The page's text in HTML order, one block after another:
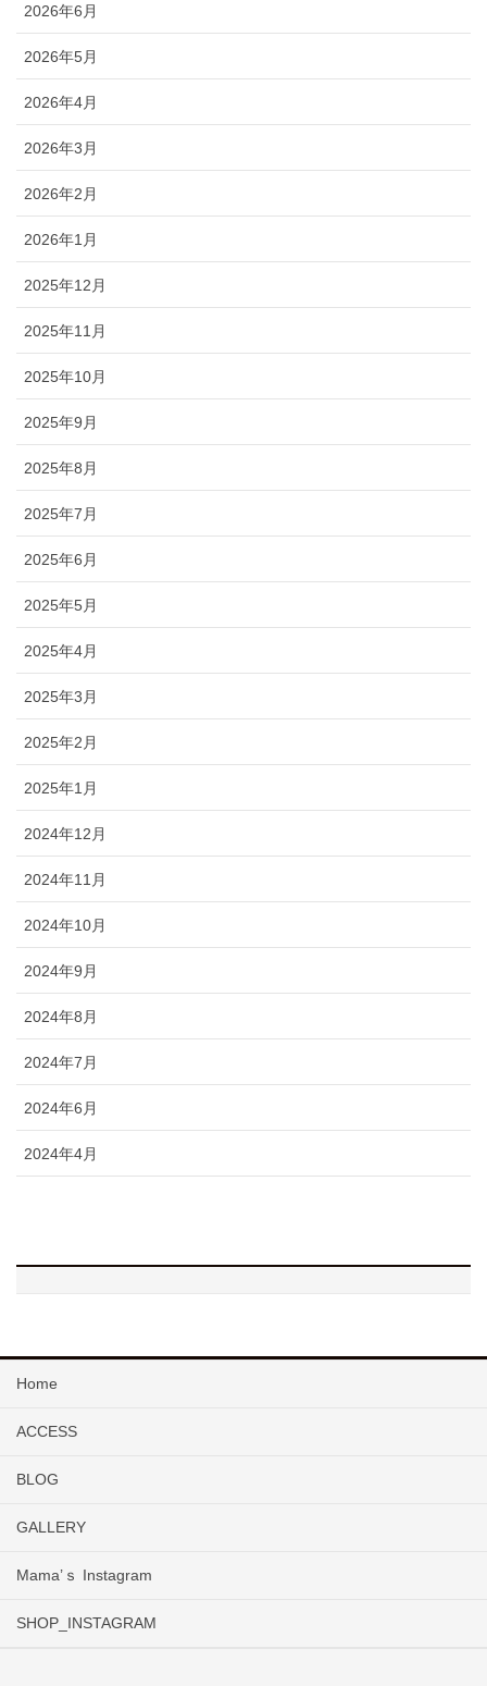
2026年6月
2026年5月
2026年4月
2026年3月
2026年2月
2026年1月
2025年12月
2025年11月
2025年10月
2025年9月
2025年8月
2025年7月
2025年6月
2025年5月
2025年4月
2025年3月
2025年2月
2025年1月
2024年12月
2024年11月
2024年10月
2024年9月
2024年8月
2024年7月
2024年6月
2024年4月
Home
ACCESS
BLOG
GALLERY
Mama’ｓ Instagram
SHOP_INSTAGRAM